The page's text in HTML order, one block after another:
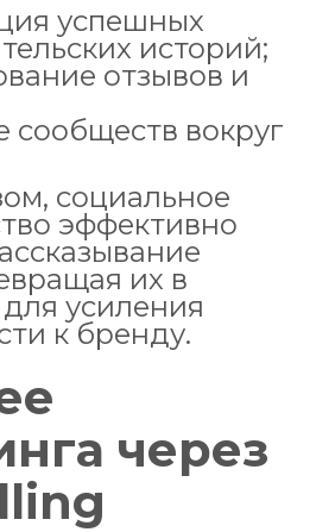
успешных
историй;
отзывов и
сообществ вокруг
социальное
эффективно
их в
усиления
к бренду.
через